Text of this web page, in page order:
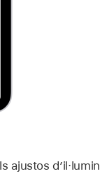
ajustos